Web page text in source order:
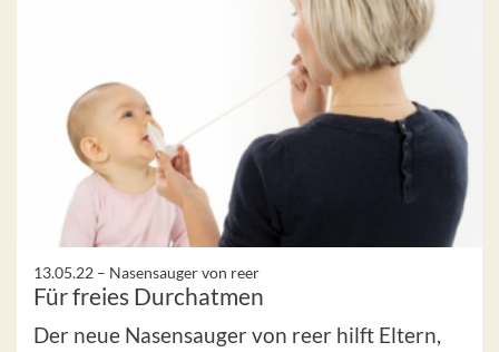
13.05.22 – Nasensauger von reer
Für freies Durchatmen
Der neue Nasensauger von reer hilft Eltern,